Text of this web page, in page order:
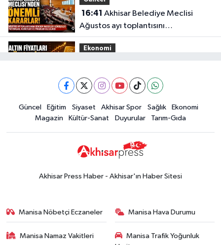
16:41
Ağustos ayı toplantısını
gerçekleştirdi
Ekonomi
15:02Akhisar'da sıcak hava etkisini
sürdürüyor! İşte 5 günlük hava
Güncel
14:53
Güncel Eğitim Siyaset Akhisar Spor Sağlık
Ekonomi
Magazin
Kültür-Sanat Duyurular Tarım-Gıda
Akhisar Press Haber - Akhisar'ın Haber Sitesi
Manisa Nöbetçi Eczaneler Manisa Hava Durumu
Manisa Namaz Vakitleri
Manisa Trafik Yoğunluk